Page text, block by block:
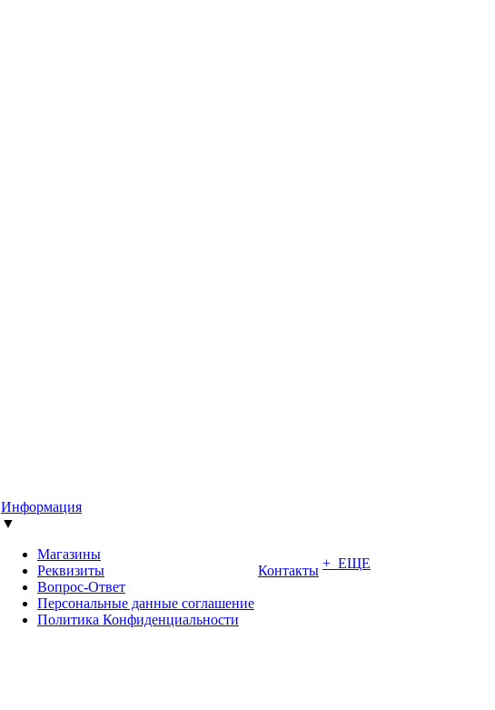
Информация
▼
Магазины
Реквизиты
Вопрос-Ответ
Персональные данные соглашение
Политика Конфиденциальности
Контакты + ЕЩЕ